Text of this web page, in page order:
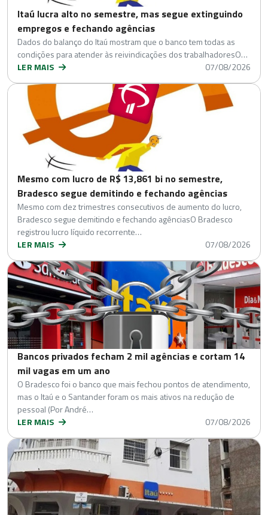
Itaú lucra alto no semestre, mas segue extinguindo
empregos e fechando agências
Dados do balanço do Itaú mostram que o banco tem todas as
condições para atender às reivindicações dos trabalhadoresO…
LER MAIS
07/08/2026
Mesmo com lucro de R$ 13,861 bi no semestre,
Bradesco segue demitindo e fechando agências
Mesmo com dez trimestres consecutivos de aumento do lucro,
Bradesco segue demitindo e fechando agênciasO Bradesco
registrou lucro líquido recorrente…
LER MAIS
07/08/2026
Bancos privados fecham 2 mil agências e cortam 14
mil vagas em um ano
O Bradesco foi o banco que mais fechou pontos de atendimento,
mas o Itaú e o Santander foram os mais ativos na redução de
pessoal (Por André…
LER MAIS
07/08/2026